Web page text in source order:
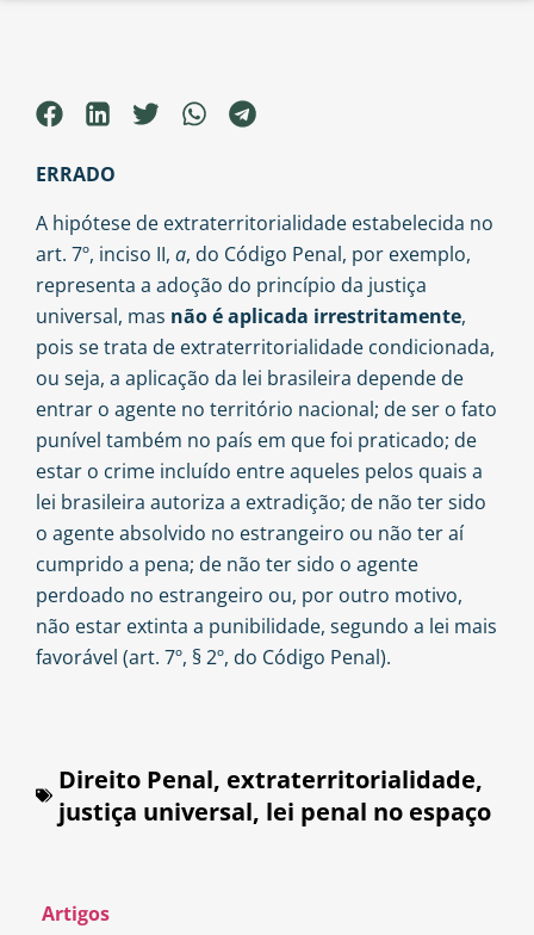
ERRADO
A hipótese de extraterritorialidade estabelecida no
art. 7º, inciso II, a, do Código Penal, por exemplo,
representa a adoção do princípio da justiça
universal, mas não é aplicada irrestritamente,
pois se trata de extraterritorialidade condicionada,
ou seja, a aplicação da lei brasileira depende de
entrar o agente no território nacional; de ser o fato
punível também no país em que foi praticado; de
estar o crime incluído entre aqueles pelos quais a
lei brasileira autoriza a extradição; de não ter sido
o agente absolvido no estrangeiro ou não ter aí
cumprido a pena; de não ter sido o agente
perdoado no estrangeiro ou, por outro motivo,
não estar extinta a punibilidade, segundo a lei mais
favorável (art. 7º, § 2º, do Código Penal).
Direito Penal, extraterritorialidade,
justiça universal, lei penal no espaço
Artigos